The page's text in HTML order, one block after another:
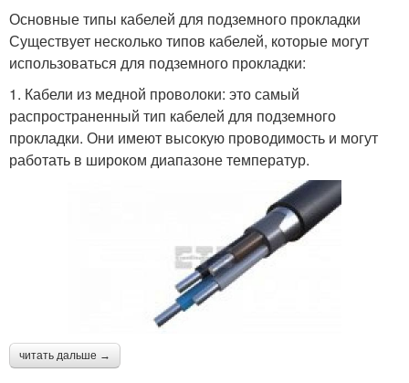
Основные типы кабелей для подземного прокладки
Существует несколько типов кабелей, которые могут
использоваться для подземного прокладки:
1. Кабели из медной проволоки: это самый
распространенный тип кабелей для подземного
прокладки. Они имеют высокую проводимость и могут
работать в широком диапазоне температур.
читать дальше →